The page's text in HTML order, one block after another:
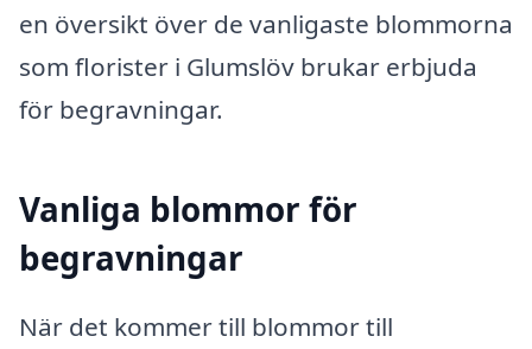
en översikt över de vanligaste blommorna
som florister i Glumslöv brukar erbjuda
för begravningar.
Vanliga blommor för
begravningar
När det kommer till blommor till